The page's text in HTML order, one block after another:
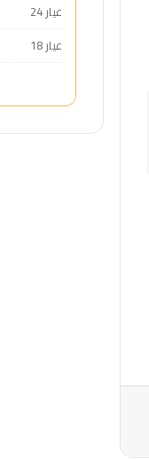
عيار 24
عيار 18